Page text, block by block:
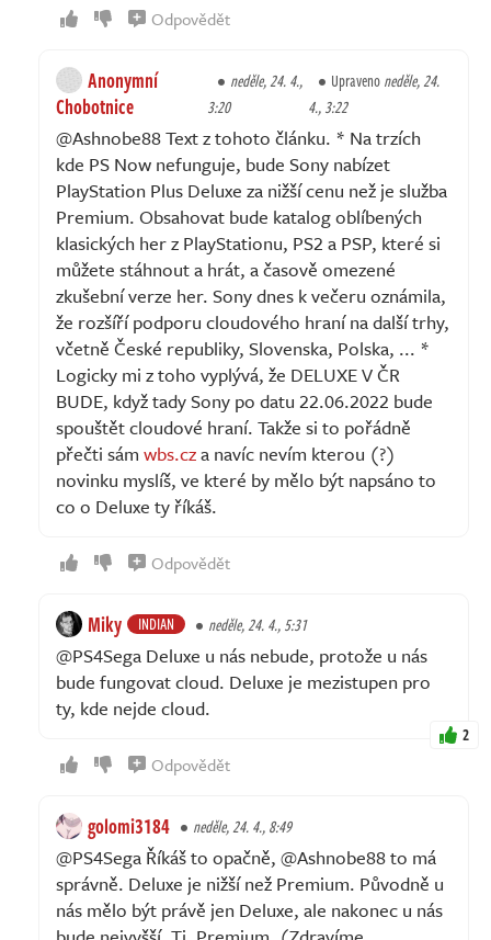
Odpovědět
Anonymní
Chobotnice
neděle, 24. 4.,
3:20
Upravenoneděle, 24.
4., 3:22
@Ashnobe88 Text z tohoto článku. * Na trzích
kde PS Now nefunguje, bude Sony nabízet
PlayStation Plus Deluxe za nižší cenu než je služba
Premium. Obsahovat bude katalog oblíbených
klasických her z PlayStationu, PS2 a PSP, které si
můžete stáhnout a hrát, a časově omezené
zkušební verze her. Sony dnes k večeru oznámila,
že rozšíří podporu cloudového hraní na další trhy,
včetně České republiky, Slovenska, Polska, ... *
Logicky mi z toho vyplývá, že DELUXE V ČR
BUDE, když tady Sony po datu 22.06.2022 bude
spouštět cloudové hraní. Takže si to pořádně
přečti sám wbs.cza navíc nevím kterou (?)
novinku myslíš, ve které by mělo být napsáno to
co o Deluxe ty říkáš.
Odpovědět
Miky INDIAN neděle, 24. 4., 5:31
@PS4Sega Deluxe u nás nebude, protože u nás
bude fungovat cloud. Deluxe je mezistupen pro
ty, kde nejde cloud.
2
Odpovědět
golomi3184 neděle, 24. 4., 8:49
@PS4Sega Říkáš to opačně, @Ashnobe88 to má
správně. Deluxe je nižší než Premium. Původně u
nás mělo být právě jen Deluxe, ale nakonec u nás